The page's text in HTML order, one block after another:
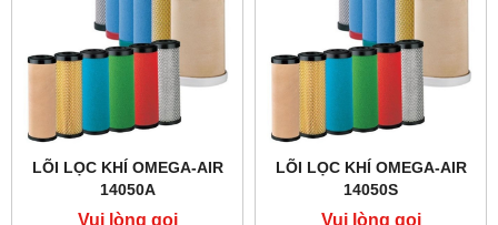
LÕI LỌC KHÍ OMEGA-AIR
14050A
Vui lòng gọi
LÕI LỌC KHÍ OMEGA-AIR
14050S
Vui lòng gọi